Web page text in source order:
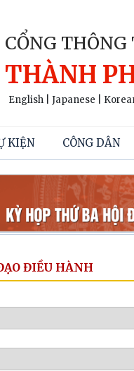
CỔNG
THÀNH
English Japanese
KIỆN CÔNG DÂN
ĐIỀU HÀNH